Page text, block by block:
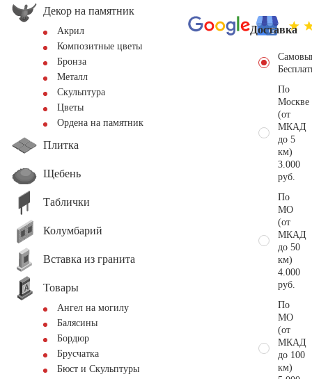
Декор на памятник
Акрил
Композитные цветы
Бронза
Металл
Скульптура
Цветы
Ордена на памятник
Плитка
Щебень
Таблички
Колумбарий
Вставка из гранита
Товары
Ангел на могилу
Балясины
Бордюр
Брусчатка
Бюст и Скульптуры
Доставка
По
Москве
(от
МКАД
до 5
км)
3.000
руб.
По
МО
(от
МКАД
до 50
км)
4.000
руб.
По
МО
(от
МКАД
до 100
км)